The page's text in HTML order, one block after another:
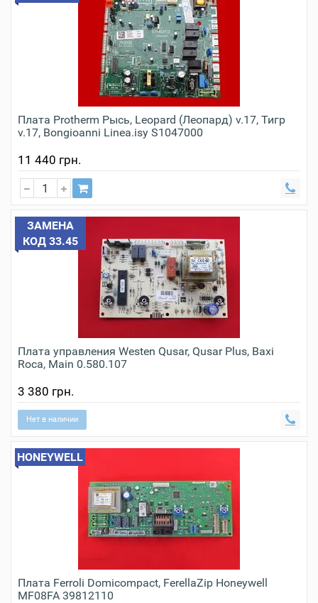
Плата Protherm Рысь, Leopard (Леопард) v.17, Тигр
v.17, Bongioanni Linea.isy S1047000
11 440 грн.
ЗАМЕНА
КОД 33.45
Плата управления Westen Qusar, Qusar Plus, Baxi
Roca, Main 0.580.107
3 380 грн.
Нет в наличии
HONEYWELL
Плата Ferroli Domicompact, FerellaZip Honeywell
MF08FA 39812110